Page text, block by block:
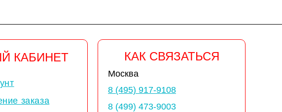
КАБИНЕТ
заказа
КАК СВЯЗАТЬСЯ
Москва
8 (495) 917-9108
8 (499) 473-9003